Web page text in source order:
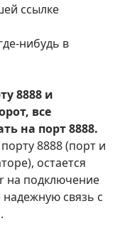
ссылке
нибудь в
8888 и
все
на порт 8888.
8888 (порт и
остается
на подключение
связь с